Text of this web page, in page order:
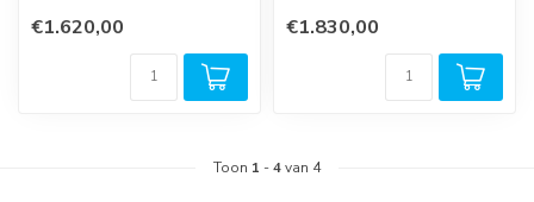
vooraf geïnstalleerde
€1.620,00
vooraf geïnstalleerde
€1.830,00
Toon 1 -4van 4